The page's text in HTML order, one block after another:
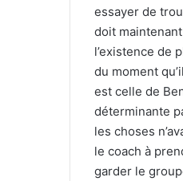
essayer de
doit
l’existence de
du moment
est celle de
déterminante
les choses
le coach à
garder le